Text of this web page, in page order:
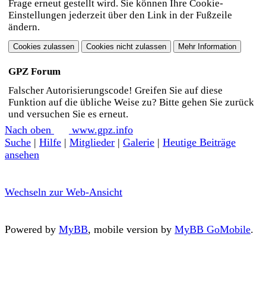
Frage erneut gestellt wird. Sie können Ihre Cookie-
Einstellungen jederzeit über den Link in der Fußzeile
ändern.
GPZ Forum
Falscher Autorisierungscode! Greifen Sie auf diese
Funktion auf die übliche Weise zu? Bitte gehen Sie zurück
und versuchen Sie es erneut.
Nach oben
www.gpz.info
Suche | Hilfe | Mitglieder | Galerie | Heutige Beiträge
ansehen
Wechseln zur Web-Ansicht
Powered by MyBB, mobile version by MyBB GoMobile.